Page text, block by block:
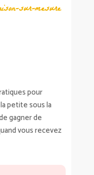
sur-mesure
pour
petite sous la
gagner de
vous recevez